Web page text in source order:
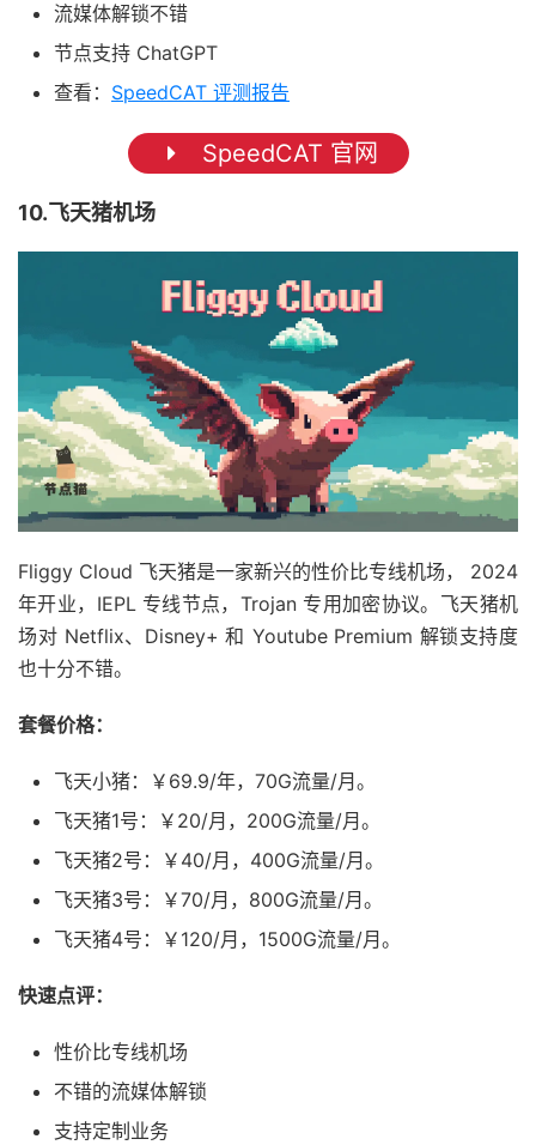
流媒体解锁不错
节点支持 ChatGPT
查看： SpeedCAT 评测报告
SpeedCAT 官网
10.飞天猪机场
Fliggy Cloud 飞天猪是一家新兴的性价比专线机场， 2024
年开业，IEPL 专线节点，Trojan 专用加密协议。飞天猪机
场对 Netflix、Disney+ 和 Youtube Premium 解锁支持度
也十分不错。
套餐价格：
飞天小猪：￥69.9/年，70G流量/月。
飞天猪1号：￥20/月，200G流量/月。
飞天猪2号：￥40/月，400G流量/月。
飞天猪3号：￥70/月，800G流量/月。
飞天猪4号：￥120/月，1500G流量/月。
快速点评：
性价比专线机场
不错的流媒体解锁
支持定制业务